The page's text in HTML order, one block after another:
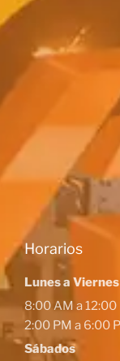
Horarios
Lunes a Viernes
8:00 AM a 12:00
2:00 PM a 6:00
Sábados